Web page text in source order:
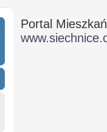
Wyszukiwanie
Portal